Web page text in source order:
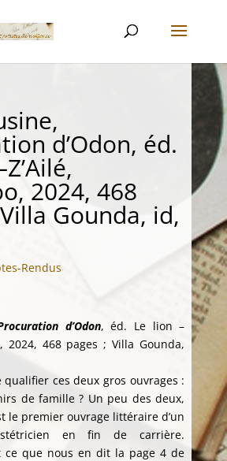
d’Odon, éd.
2024, 468
Gounda, id,
Rendus
d’Odon, éd. Le lion –
2024, 468 pages ; Villa Gounda,
ces deux gros ouvrages :
de famille ? Un peu des deux,
le premier ouvrage littéraire d’un
en fin de carrière.
ce que nous en dit la page 4 de